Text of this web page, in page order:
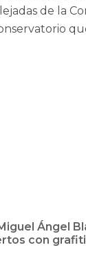
de la
Ángel
con